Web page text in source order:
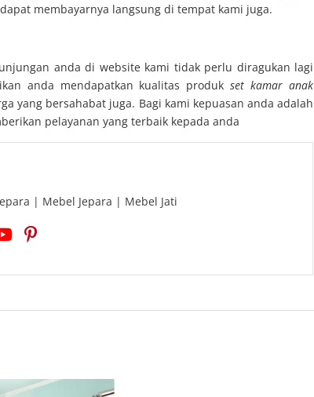
membayarnya langsung di tempat kami juga.
anda di website kami tidak perlu diragukan lagi
anda mendapatkan kualitas produk set kamar anak
yang bersahabat juga. Bagi kami kepuasan anda adalah
pelayanan yang terbaik kepada anda
| Mebel Jepara | Mebel Jati